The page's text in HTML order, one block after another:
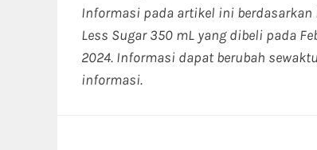
Informasi pada artikel ini berdasarkan
Less Sugar 350 mL yang dibeli pada
2024. Informasi dapat berubah
informasi.